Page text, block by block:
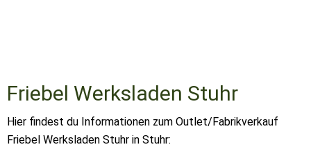
Friebel Werksladen Stuhr
Hier findest du Informationen zum Outlet/Fabrikverkauf
Friebel Werksladen Stuhr in Stuhr: